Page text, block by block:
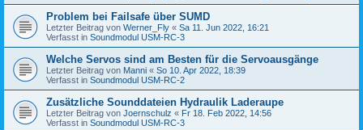
Problem bei Failsafe über SUMD
Letzter Beitrag von Werner_Fly « Sa 11. Jun 2022, 16:21
Verfasst in Soundmodul USM-RC-3
Welche Servos sind am Besten für die Servoausgänge
Letzter Beitrag von Manni « So 10. Apr 2022, 18:39
Verfasst in Soundmodul USM-RC-2
Zusätzliche Sounddateien Hydraulik Laderaupe
Letzter Beitrag von Joernschulz « Fr 18. Feb 2022, 14:56
Verfasst in Soundmodul USM-RC-3